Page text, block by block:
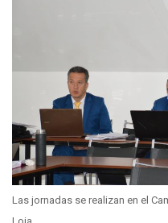
Las jornadas se realizan en el